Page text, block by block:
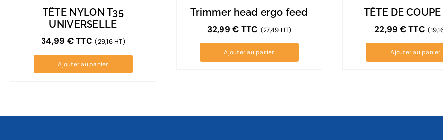
TÊTE NYLON T35
UNIVERSELLE
34,99 €TTC (29,16 HT)
Ajouter au panier
Trimmer head ergo feed
32,99€ TTC (27,49 HT)
Ajouter au panier
TÊTE DE
22,99 €TTC
Ajouter au panier